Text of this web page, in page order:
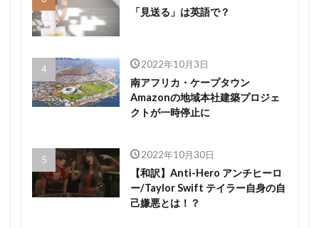
「見送る」は英語で？
2022年10月3日
南アフリカ・ケープタウン
Amazonの地域本社建築プロジェ
クトが一時停止に
2022年10月30日
【和訳】Anti-Hero アンチヒーロ
ー/Taylor Swift テイラー自身の自
己嫌悪とは！？